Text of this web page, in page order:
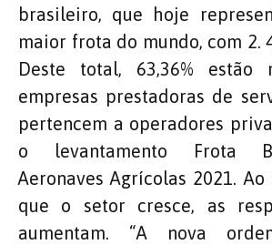
brasileiro, que hoje
maior frota do mundo, com 2.
Deste total, 63,36% estão
empresas prestadoras de
pertencem a operadores
o levantamento Frota
Aeronaves Agrícolas 2021.
que o setor cresce, as
aumentam. “A nova